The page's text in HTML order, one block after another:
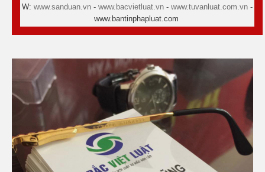
W: www.sanduan.vn - www.bacvietluat.vn - www.tuvanluat.com.vn -
www.bantinphapluat.com